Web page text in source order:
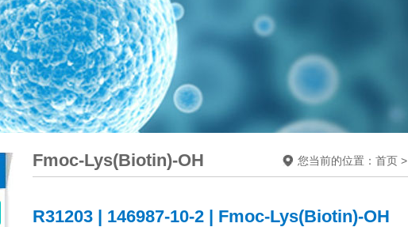
Fmoc-Lys(Biotin)-OH 您当前的位置： 首页>
R31203 | 146987-10-2 | Fmoc-Lys(Biotin)-OH